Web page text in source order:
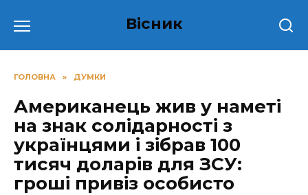
до
Вісник
ГОЛОВНА » ДУМКИ
Американець жив у наметі
на знак солідарності з
українцями і зібрав 100
тисяч доларів для ЗСУ:
гроші привіз особисто